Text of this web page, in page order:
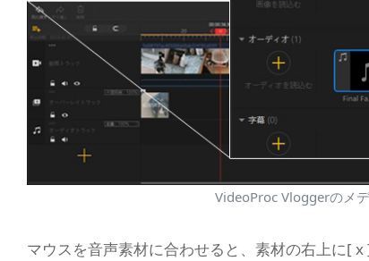
VideoProc Vloggerのメ
マウスを音声素材に合わせると、素材の右上に[